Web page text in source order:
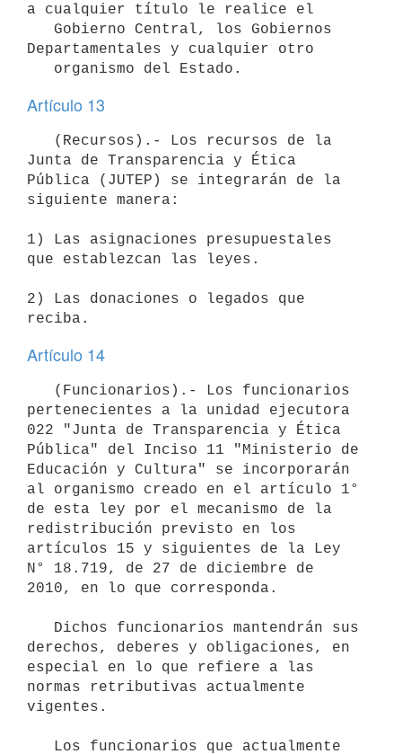
a cualquier título le realice el
Departamentales y cualquier otro
Artículo 13
Junta de Transparencia y Ética
Pública (JUTEP) se integrarán de la
siguiente manera:
1) Las asignaciones presupuestales
que establezcan las leyes.
2) Las donaciones o legados que
Artículo 14
pertenecientes a la unidad ejecutora
022 "Junta de Transparencia y Ética
Pública" del Inciso 11 "Ministerio de
Educación y Cultura" se incorporarán
al organismo creado en el artículo 1°
de esta ley por el mecanismo de la
redistribución previsto en los
artículos 15 y siguientes de la Ley
N° 18.719, de 27 de diciembre de
2010, en lo que corresponda.
derechos, deberes y obligaciones, en
especial en lo que refiere a las
normas retributivas actualmente
vigentes.